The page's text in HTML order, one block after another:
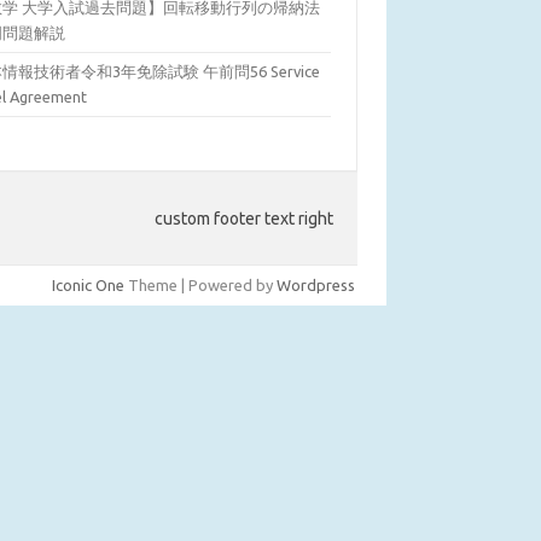
学 大学入試過去問題】回転移動行列の帰納法
題解説
報技術者令和3年免除試験 午前問56 Service
Agreement
custom footer text right
Iconic One Theme | Powered by Wordpress